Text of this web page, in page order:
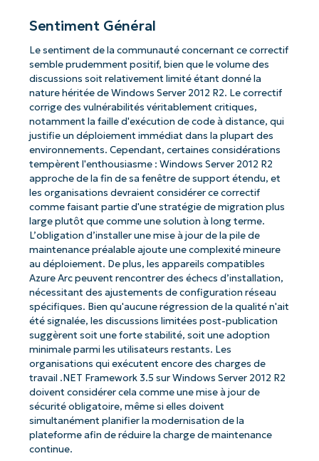
Sentiment Général
Le sentiment de la communauté concernant ce correctif
semble prudemment positif, bien que le volume des
discussions soit relativement limité étant donné la
nature héritée de Windows Server 2012 R2. Le correctif
corrige des vulnérabilités véritablement critiques,
notamment la faille d'exécution de code à distance, qui
justifie un déploiement immédiat dans la plupart des
environnements. Cependant, certaines considérations
tempèrent l'enthousiasme : Windows Server 2012 R2
approche de la fin de sa fenêtre de support étendu, et
les organisations devraient considérer ce correctif
comme faisant partie d'une stratégie de migration plus
large plutôt que comme une solution à long terme.
L’obligation d’installer une mise à jour de la pile de
maintenance préalable ajoute une complexité mineure
au déploiement. De plus, les appareils compatibles
Azure Arc peuvent rencontrer des échecs d’installation,
nécessitant des ajustements de configuration réseau
spécifiques. Bien qu'aucune régression de la qualité n'ait
été signalée, les discussions limitées post-publication
suggèrent soit une forte stabilité, soit une adoption
minimale parmi les utilisateurs restants. Les
organisations qui exécutent encore des charges de
travail .NET Framework 3.5 sur Windows Server 2012 R2
doivent considérer cela comme une mise à jour de
sécurité obligatoire, même si elles doivent
simultanément planifier la modernisation de la
plateforme afin de réduire la charge de maintenance
continue.